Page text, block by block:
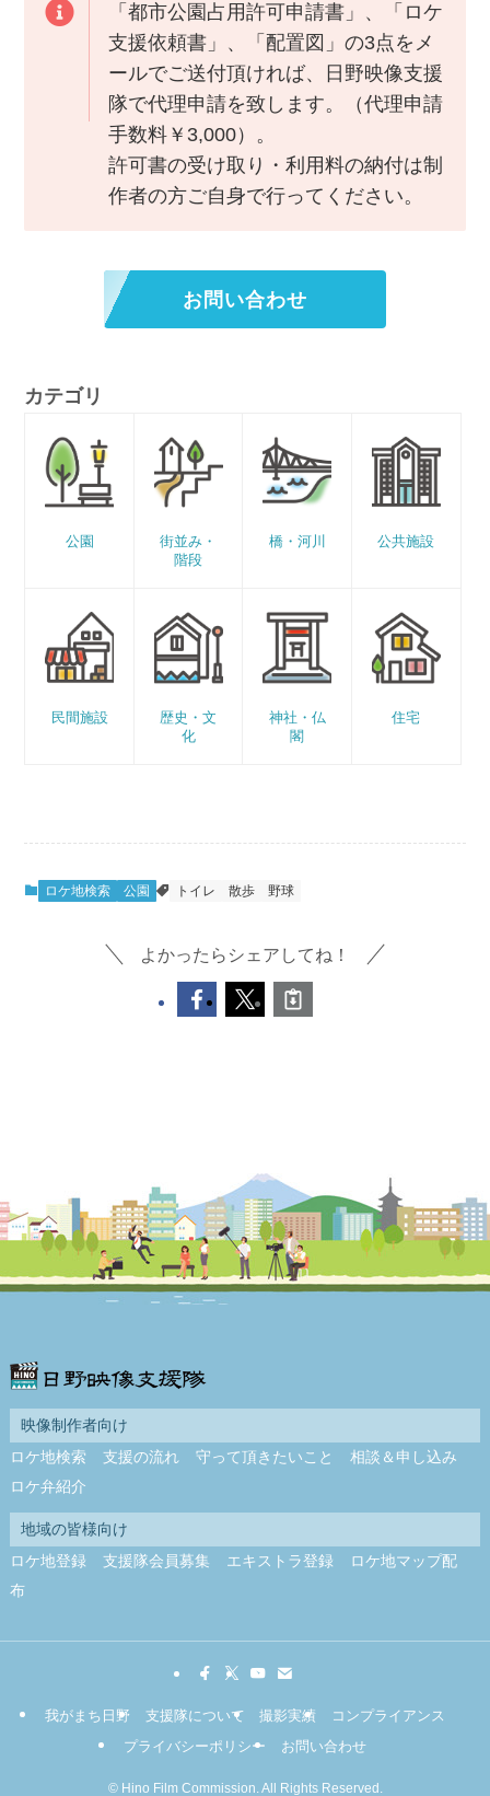
「都市公園占用許可申請書」、「ロケ
支援依頼書」、「配置図」の3点をメ
ールでご送付頂ければ、日野映像支援
隊で代理申請を致します。（代理申請
手数料￥3,000）。
許可書の受け取り・利用料の納付は制
作者の方ご自身で行ってください。
お問い合わせ
カテゴリ
公園
街並み・
階段
橋・河川 公共施設
民間施設
歴史・文
化
神社・仏
閣
住宅
ロケ地検索 公園 トイレ 散歩 野球
よかったらシェアしてね！
映像制作者向け
ロケ地検索
支援の流れ 守って頂きたいこと
相談＆申し込み
ロケ弁紹介
地域の皆様向け
ロケ地登録
支援隊会員募集 エキストラ登録
ロケ地マップ配
布
我がまち日野 支援隊について 撮影実績
コンプライアンス
プライバシーポリシー
お問い合わせ
©Hino Film Commission. All Rights Reserved.